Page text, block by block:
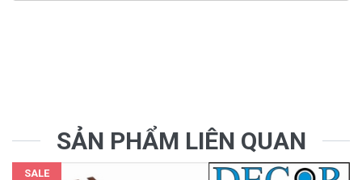
SẢN PHẨM LIÊN QUAN
SALE